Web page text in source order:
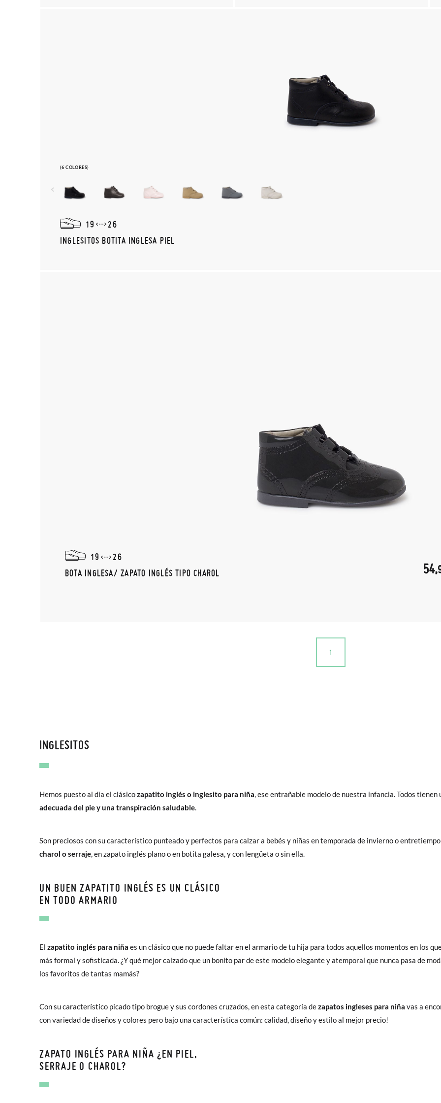
(6 COLORES)
19
26
INGLESITOS BOTITA INGLESA PIEL
19
26
BOTA INGLESA/ ZAPATO INGLÉS TIPO CHAROL
54,
1
INGLESITOS
Hemos puesto al día el clásicozapatito inglés o inglesito para niña, ese entrañable modelo de nuestra infancia. Todos
adecuada del pie y una transpiración saludable.
Son preciosos con su característico punteado y perfectos para calzar a bebés y niñas en temporada de invierno o
charol o serraje, en zapato inglés plano o en botita galesa, y con lengüeta o sin ella.
UN BUEN ZAPATITO INGLÉS ES UN CLÁSICO
EN TODO ARMARIO
El zapatito inglés para niña es un clásico que no puede faltar en el armario de tu hija para todos aquellos momentos en los
más formal y sofisticada. ¿Y qué mejor calzado que un bonito par de este modelo elegante y atemporal que nunca pasa de
los favoritos de tantas mamás?
Con su característico picado tipo brogue y sus cordones cruzados, en esta categoría dezapatos ingleses para niña vas a
con variedad de diseños y colores pero bajo una característica común: calidad, diseño y estilo al mejor precio!
ZAPATO INGLÉS PARA NIÑA ¿EN PIEL,
SERRAJE O CHAROL?